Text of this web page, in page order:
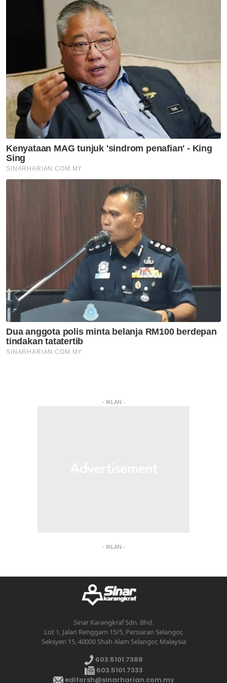
- IKLAN -
- IKLAN -
Sinar Karangkraf Sdn. Bhd.
Lot 1, Jalan Renggam 15/5, Persiaran Selangor,
Seksyen 15, 40000 Shah Alam Selangor, Malaysia
603.5101.7388
603.5101.7333
editorsh@sinarharian.com.my